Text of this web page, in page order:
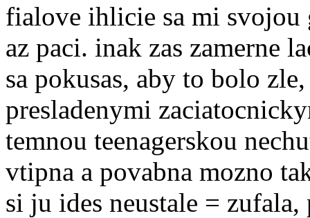
fialove ihlicie sa mi
az paci. inak zas zamerne
sa pokusas, aby to bolo
presladenymi
temnou teenagerskou
vtipna a povabna mozno
si ju ides neustale =